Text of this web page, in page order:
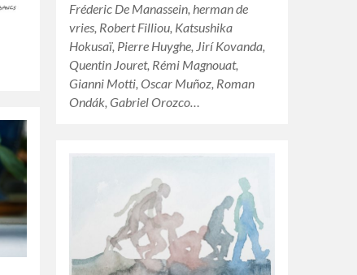
Fréderic De Manassein, herman de
vries, Robert Filliou, Katsushika
Hokusaï, Pierre Huyghe, Jirí Kovanda,
Quentin Jouret, Rémi Magnouat,
Gianni Motti, Oscar Muñoz, Roman
Ondák, Gabriel Orozco…